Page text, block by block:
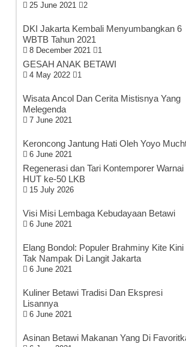
25 June 2021 2
DKI Jakarta Kembali Menyumbangkan 6
WBTB Tahun 2021
8 December 2021 1
GESAH ANAK BETAWI
4 May 2022 1
Wisata Ancol Dan Cerita Mistisnya Yang
Melegenda
7 June 2021
Keroncong Jantung Hati Oleh Yoyo
6 June 2021
Regenerasi dan Tari Kontemporer Warnai
HUT ke-50 LKB
15 July 2026
Visi Misi Lembaga Kebudayaan Betawi
6 June 2021
Elang Bondol: Populer Brahminy Kite Kini
Tak Nampak Di Langit Jakarta
6 June 2021
Kuliner Betawi Tradisi Dan Ekspresi
Lisannya
6 June 2021
Asinan Betawi Makanan Yang Di